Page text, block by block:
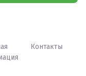
Контакты